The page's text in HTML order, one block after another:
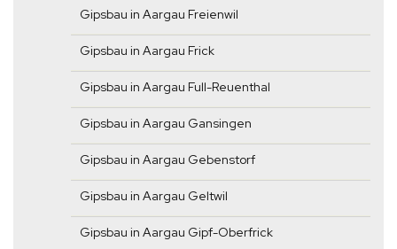
Gipsbau in Aargau Freienwil
Gipsbau in Aargau Frick
Gipsbau in Aargau Full-Reuenthal
Gipsbau in Aargau Gansingen
Gipsbau in Aargau Gebenstorf
Gipsbau in Aargau Geltwil
Gipsbau in Aargau Gipf-Oberfrick